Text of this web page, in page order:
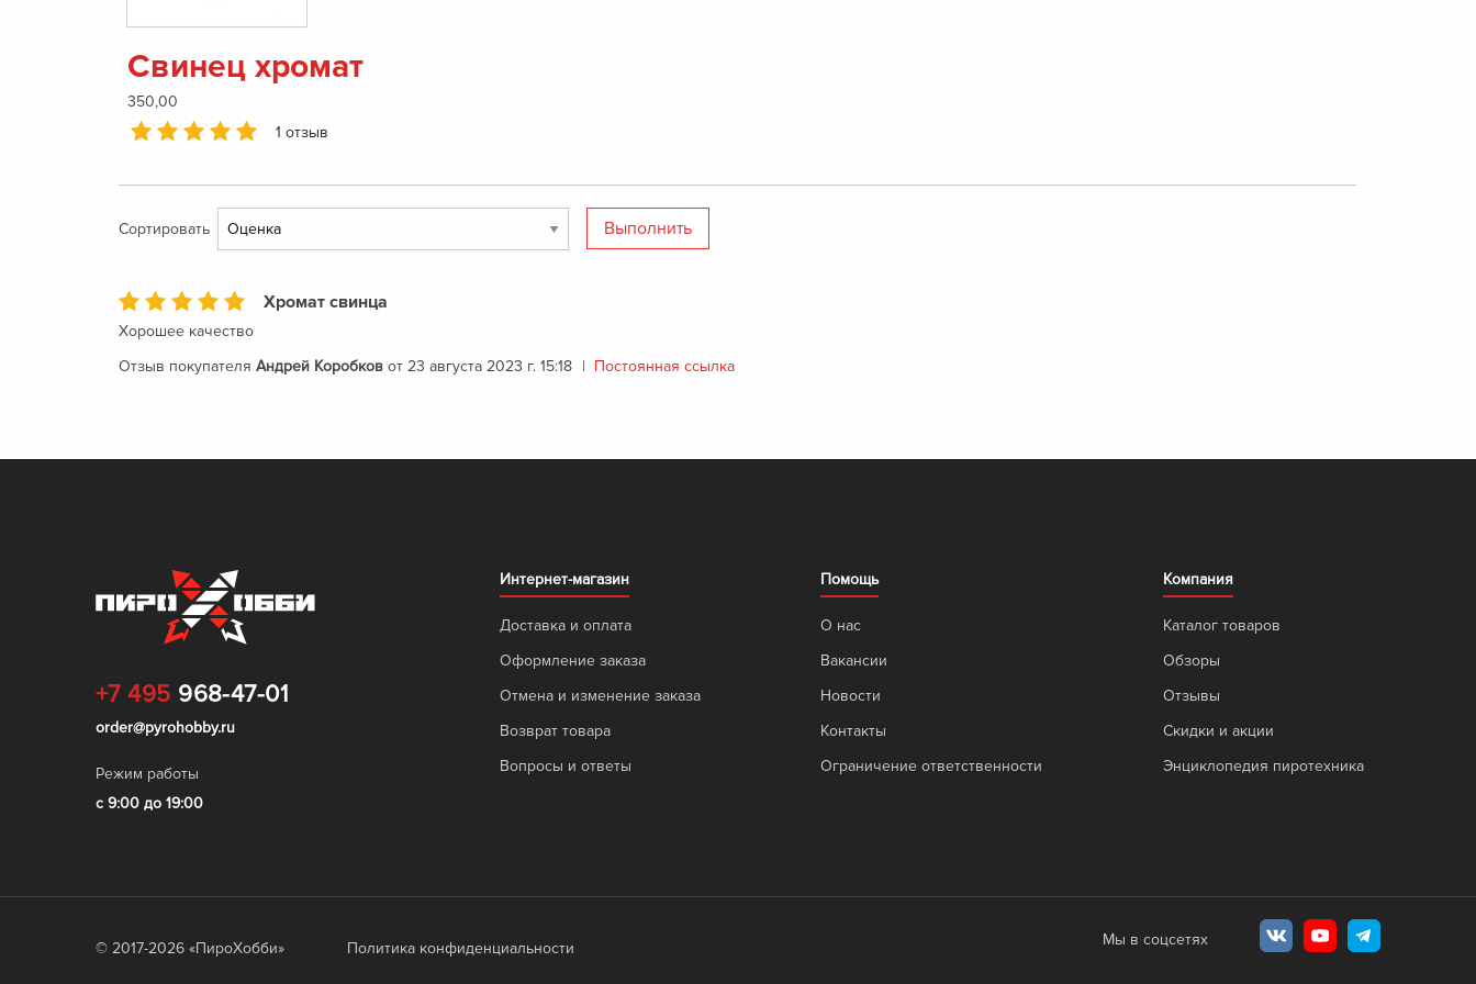
Свинец хромат
350,00
1 отзыв
Сортировать
Хромат свинца
Хорошее качество
Отзыв покупателя Андрей Коробковот 23 августа 2023 г. 15:18 | Постоянная ссылка
+7 495 968-47-01
order@pyrohobby.ru
Режим работы
с 9:00 до 19:00
Интернет-магазин
Доставка и оплата
Оформление заказа
Отмена и изменение заказа
Возврат товара
Вопросы и ответы
Помощь
О нас
Вакансии
Новости
Контакты
Ограничение ответственности
Компания
Каталог товаров
Обзоры
Отзывы
Скидки и акции
Энциклопедия пиротехника
© 2017-2026 «ПироХобби» Политика конфиденциальности Мы в соцсетях